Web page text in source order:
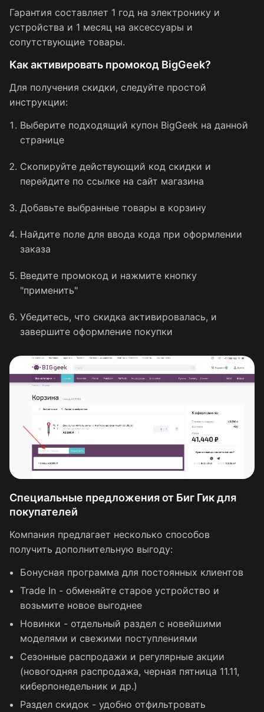
Гарантия составляет 1 год на электронику и
устройства и 1 месяц на аксессуары и
сопутствующие товары.
Как активировать промокод BigGeek?
Для получения скидки, следуйте простой
инструкции:
Выберите подходящий купон BigGeek на данной
странице
Скопируйте действующий код скидки и
перейдите по ссылке на сайт магазина
Добавьте выбранные товары в корзину
Найдите поле для ввода кода при оформлении
заказа
Введите промокод и нажмите кнопку
"применить"
Убедитесь, что скидка активировалась, и
завершите оформление покупки
Специальные предложения от Биг Гик для
покупателей
Компания предлагает несколько способов
получить дополнительную выгоду:
Бонусная программа для постоянных клиентов
Trade In - обменяйте старое устройство и
возьмите новое выгоднее
Новинки - отдельный раздел с новейшими
моделями и свежими поступлениями
Сезонные распродажи и регулярные акции
(новогодняя распродажа, черная пятница 11.11,
киберпонедельник и др.)
Раздел скидок - удобно отфильтровать